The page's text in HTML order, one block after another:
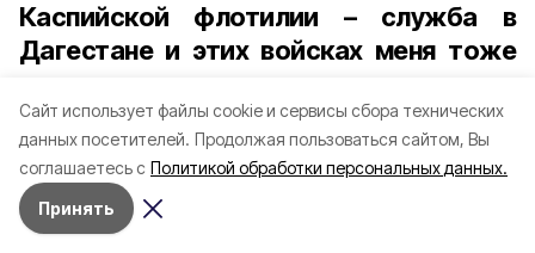
Cайт использует файлы cookie и сервисы сбора технических
данных посетителей. Продолжая пользоваться сайтом, Вы
соглашаетесь с Политикой обработки персональных данных.
Принять
Каспийской флотилии – служба в
Дагестане и этих войсках меня тоже
Воинская часть встретила новобранцев, в
числе которых кроме Вячеслава были и
другие старооскольцы, бетонными
заборами с колючей проволокой и